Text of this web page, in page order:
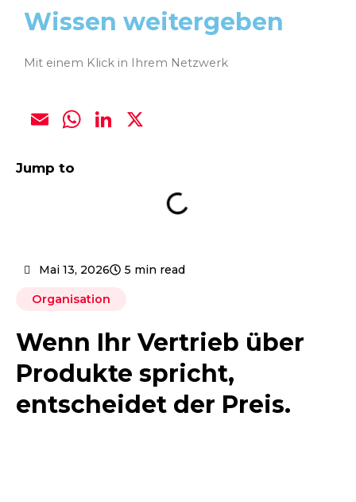
Wissen weitergeben
Mit einem Klick in Ihrem Netzwerk
E
ai
W
p
Li
Jump to
Organisation
Mai 13, 2026 5 min read
Wenn Ihr Vertrieb über
Produkte spricht,
entscheidet der Preis.